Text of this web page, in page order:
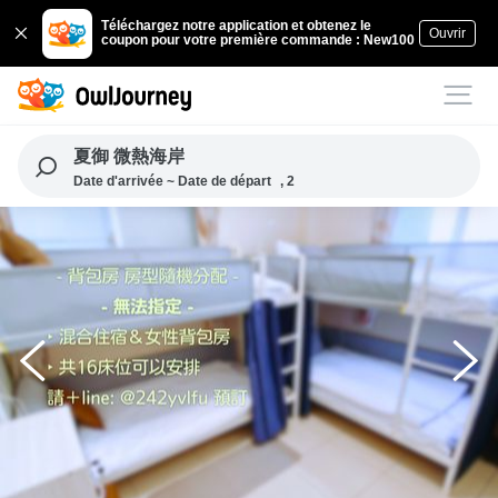
Téléchargez notre application et obtenez le
coupon pour votre première commande : New100
Ouvrir
夏御 微熱海岸
Date d'arrivée ~ Date de départ , 2